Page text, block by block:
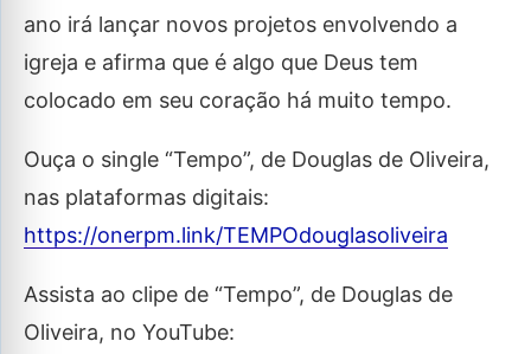
ano irá lançar novos projetos envolvendo a
igreja e afirma que é algo que Deus tem
colocado em seu coração há muito tempo.
Ouça o single “Tempo”, de Douglas de Oliveira,
nas plataformas digitais:
https://onerpm.link/TEMPOdouglasoliveira
Assista ao clipe de “Tempo”, de Douglas de
Oliveira, no YouTube: